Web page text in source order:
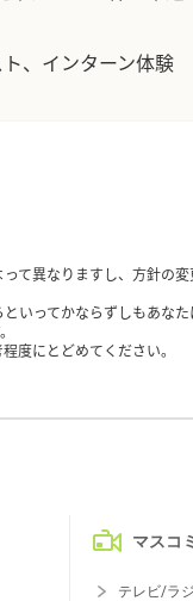
、インターン体験
て異なりますし、方針の変
いってかならずしもあなた
度にとどめてください。
マスコ
テレビ/ラ